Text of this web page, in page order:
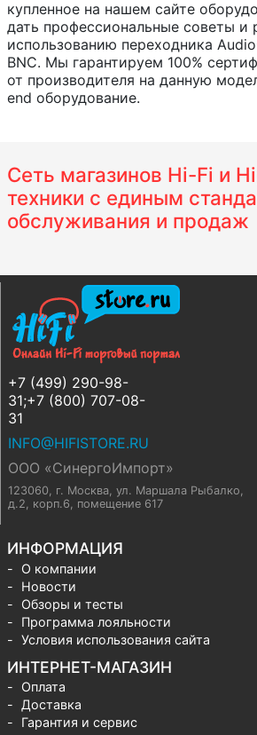
купленное на нашем сайте
дать профессиональные советы и
использованию переходника
BNC. Мы гарантируем 100%
от производителя на данную
end оборудование.
Сеть магазинов Hi-Fi и
техники с единым
обслуживания и продаж
+7 (499) 290-98-
31;+7 (800) 707-08-
31
INFO@HIFISTORE.RU
ООО «СинергоИмпорт»
123060, г. Москва, ул. Маршала Рыбалко,
д.2, корп.6, помещение 617
ИНФОРМАЦИЯ
О компании
Новости
Обзоры и тесты
Программа лояльности
Условия использования сайта
ИНТЕРНЕТ-МАГАЗИН
Оплата
Доставка
Гарантия и сервис